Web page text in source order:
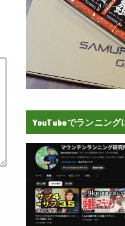
YouTubeでランニング